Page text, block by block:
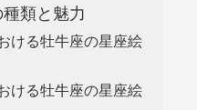
類と魅力
ける牡牛座の星座絵
ける牡牛座の星座絵